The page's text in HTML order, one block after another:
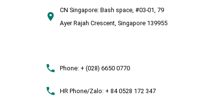
CN Singapore: Bash space, #03-01, 79
Ayer Rajah Crescent, Singapore 139955
Phone:+ (028) 6650 0770
HR Phone/Zalo:+ 84 0528 172 347